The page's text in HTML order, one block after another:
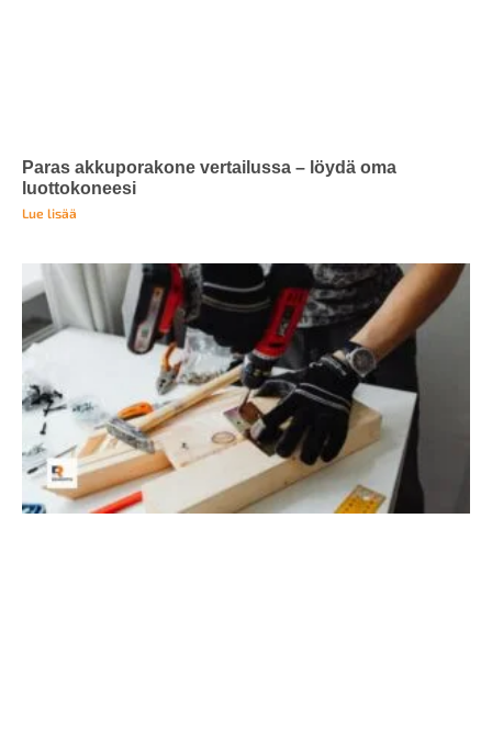
Paras akkuporakone vertailussa – löydä oma
luottokoneesi
Lue lisää